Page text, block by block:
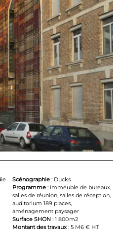
Scénographie : Ducks
Programme : Immeuble de bureaux,
salles de réunion, salles de réception,
auditorium 189 places,
aménagement paysager
Surface SHON : 1 800 m2
Montant des travaux : 5 M6 € HT